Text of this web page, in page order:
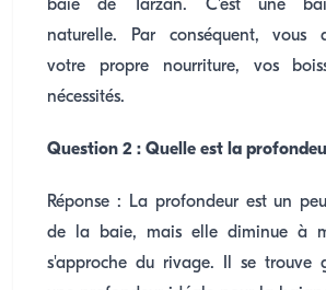
baie de Tarzan. C'est une
naturelle. Par conséquent, vous
votre propre nourriture, vos
nécessités.
Question 2 : Quelle est la
Réponse : La profondeur est un
de la baie, mais elle diminue à
s'approche du rivage. Il se trouve